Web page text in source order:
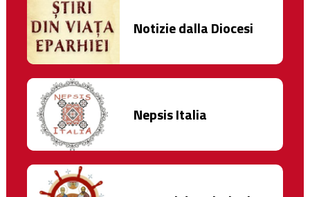
Notizie dalla Diocesi
Nepsis Italia